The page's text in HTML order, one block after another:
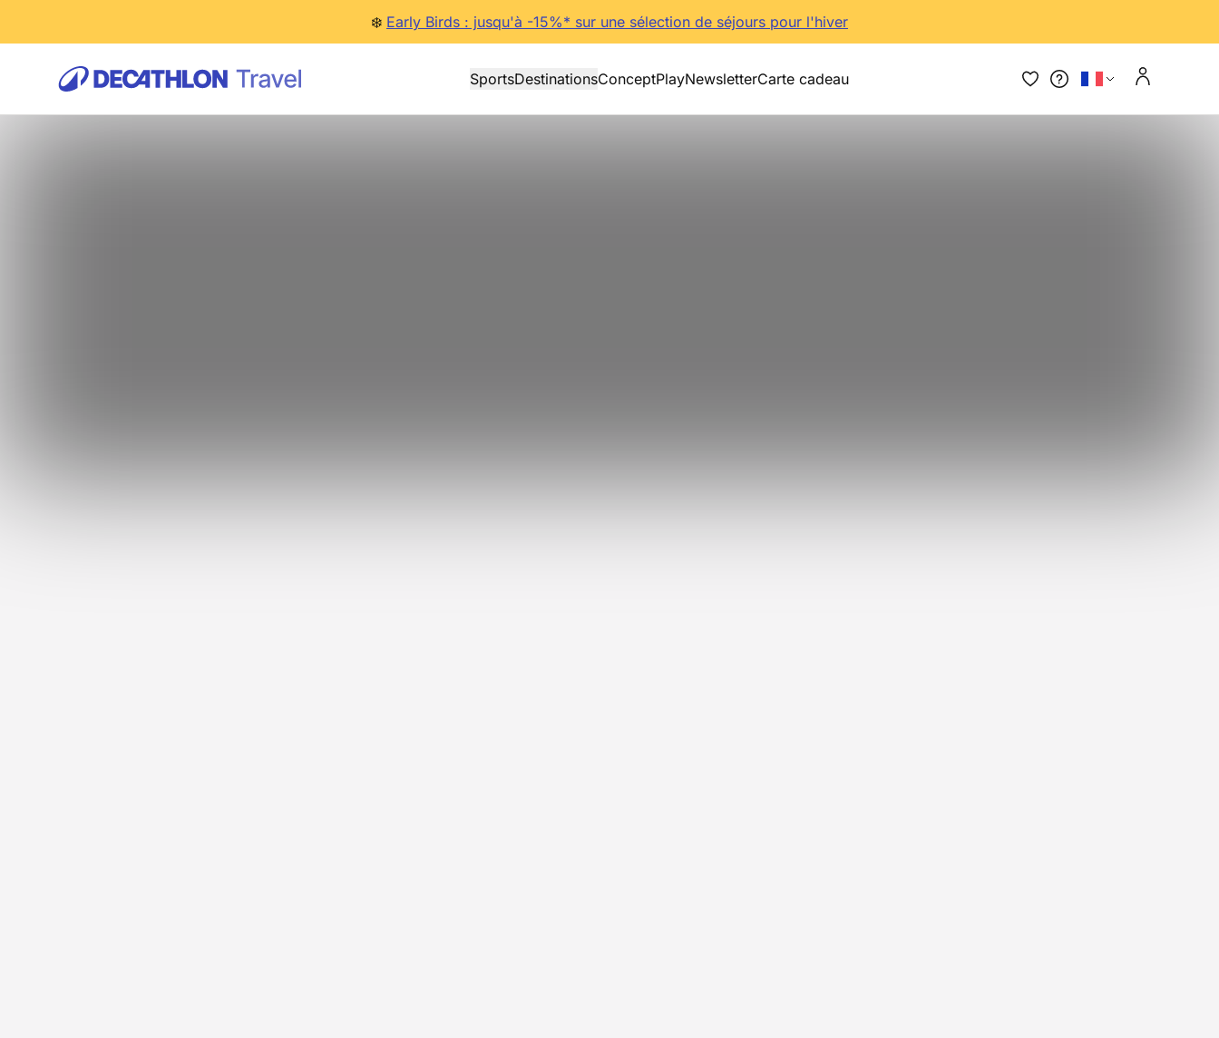
❄️ Early Birds : jusqu'à -15%* sur une sélection de séjours pour l'hiver
SportsDestinationsConceptPlayNewsletterCarte cadeau